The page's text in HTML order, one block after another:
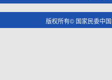
版权所有© 国家民委中